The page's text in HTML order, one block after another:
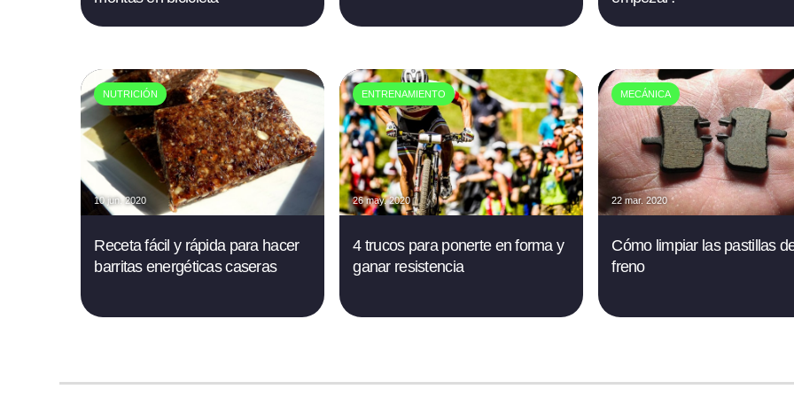
NUTRICIÓN
10 jun. 2020
Receta fácil y rápida para hacer
barritas energéticas caseras
ENTRENAMIENTO
26 may. 2020
4 trucos para ponerte en forma y
ganar resistencia
MECÁNICA
22 mar. 2020
Cómo limpiar las pastillas
freno